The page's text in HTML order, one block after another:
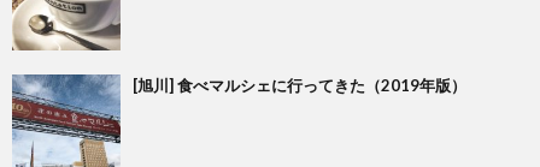
[旭川] 食べマルシェに行ってきた（2019年版）